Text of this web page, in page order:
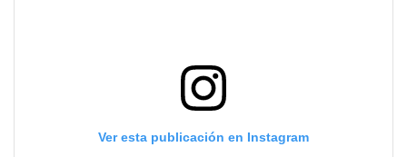
Ver esta publicación en Instagram